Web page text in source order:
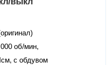
об/мин,
с обдувом